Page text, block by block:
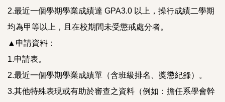
2.最近一個學期學業成績達 GPA3.0 以上，操行成績二學期
均為甲等以上，且在校期間未受懲戒處分者。
▲申請資料：
1.申請表。
2.最近一個學期學業成績單（含班級排名、獎懲紀錄）。
3.其他特殊表現或有助於審查之資料（例如：擔任系學會幹